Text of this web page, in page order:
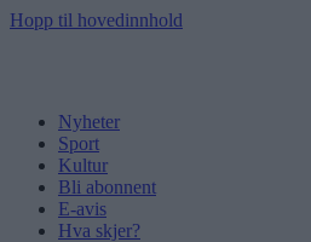
Hopp til hovedinnhold
Nyheter
Sport
Kultur
Bli abonnent
E-avis
Hva skjer?